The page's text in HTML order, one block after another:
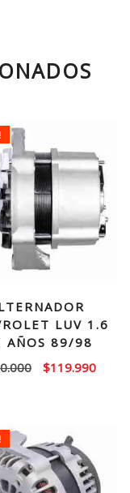
LUV 1.6
AÑOS 89/98
El
$150.000.
$119.990El